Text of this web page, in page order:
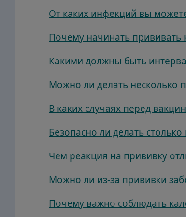
От каких инфекций вы
Почему начинать прививать
Какими должны быть
Можно ли делать несколько
В каких случаях перед
Безопасно ли делать
Чем реакция на прививку
Можно ли из-за прививки
Почему важно соблюдать